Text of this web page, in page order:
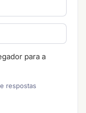
para a
respostas